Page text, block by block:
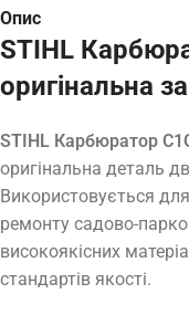
Опис
STIHL
оригінальна
STIHL Карбюратор
оригінальна деталь
Використовується
ремонту садово-
високоякісних
стандартів якості.